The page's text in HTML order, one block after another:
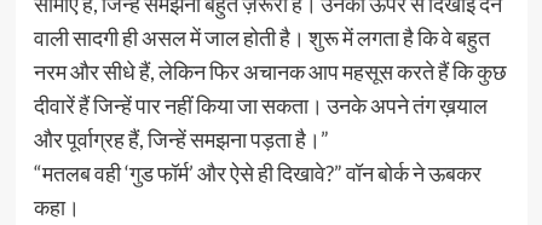
वाली सादगी ही असल में जाल होती है। शुरू में लगता है कि वे बहुत
नरम और सीधे हैं, लेकिन फिर अचानक आप महसूस करते हैं कि कुछ
दीवारें हैं जिन्हें पार नहीं किया जा सकता। उनके अपने तंग ख़याल
और पूर्वाग्रह हैं, जिन्हें समझना पड़ता है।”
“मतलब वही ‘गुड फॉर्म’ और ऐसे ही दिखावे?” वॉन बोर्क ने ऊबकर
कहा।